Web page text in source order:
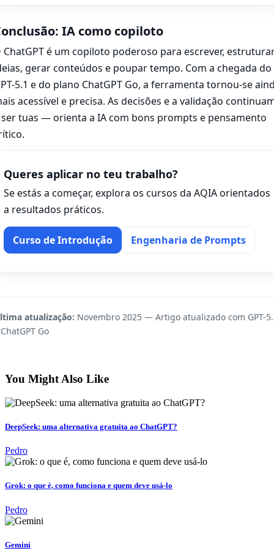
IA como copiloto
ChatGPT é um copiloto poderoso para escrever,
gerar conteúdos e poupar tempo. Com a chegada do
5.1 e do plano ChatGPT Go, a ferramenta tornou-se
acessível e precisa. As decisões e a validação
tuas — orienta a IA com bons prompts e pensamento
Queres aplicar no teu trabalho?
Se estás a começar, explora os cursos da AQIA orientados
a resultados práticos.
Curso de Introdução Engenharia de Prompts
atualização: Novembro 2025 — Artigo atualizado com GPT-
Go
You Might Also Like
DeepSeek: uma alternativa gratuita ao ChatGPT?
Pedro
Grok: o que é, como funciona e quem deve usá-lo
Pedro
Gemini